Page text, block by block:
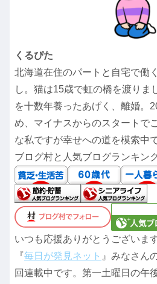
くるぴた
北海道在住のパートと自宅で働
し。猫は15歳で虹の橋を渡りま
を十数年養ったあげく、離婚。
め、マイナスからのスタートで
な私ですが幸せへの道を模索中で
ブログ村と人気ブログランキン
いつも応援ありがとうございます
『毎日が発見ネット 』みなさん
回連載中です。第一土曜日の午